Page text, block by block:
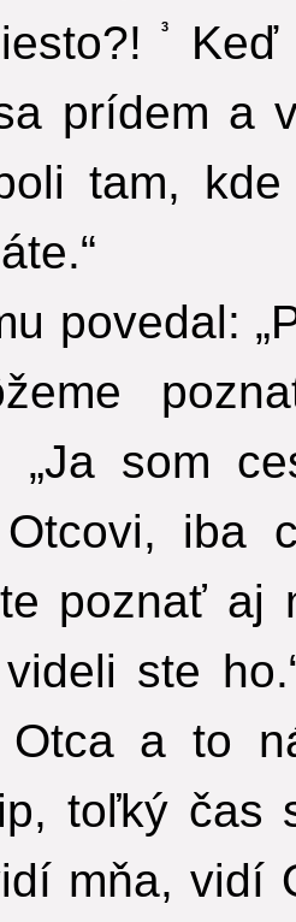
3
Keď
prídem a
tam,
povedal:
„Ja som
iba
poznať aj
ste
a to
toľký čas
mňa, vidí